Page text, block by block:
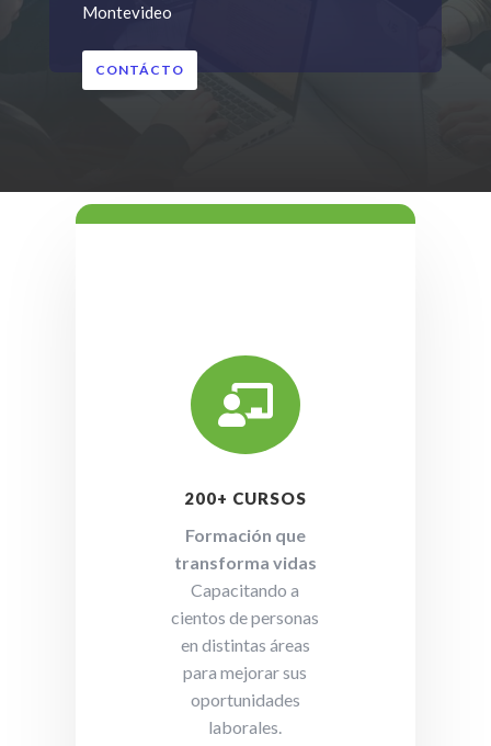
Montevideo
CONTÁCTO

200+ CURSOS
Formación que
transforma vidas
Capacitando a
cientos de personas
en distintas áreas
para mejorar sus
oportunidades
laborales.